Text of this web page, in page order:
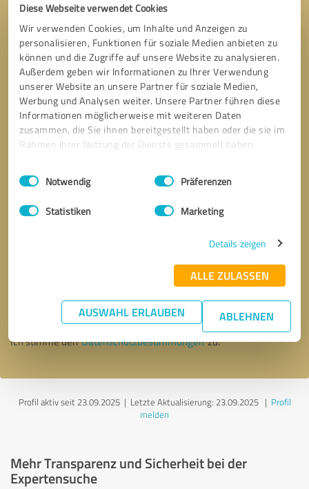
Diese Webseite verwendet Cookies
Wir verwenden Cookies, um Inhalte und Anzeigen zu
personalisieren, Funktionen für soziale Medien anbieten zu
können und die Zugriffe auf unsere Website zu analysieren.
Außerdem geben wir Informationen zu Ihrer Verwendung
unserer Website an unsere Partner für soziale Medien,
Werbung und Analysen weiter. Unsere Partner führen diese
Informationen möglicherweise mit weiteren Daten
zusammen, die Sie ihnen bereitgestellt haben oder die sie im
Rahmen Ihrer Nutzung der Dienste gesammelt haben.
Impressum Datenschutzbestimmungen
Einwilligungsauswahl
Notwendig Präferenzen
Statistiken Marketing
Details zeigen
ALLE ZULASSEN
AUSWAHL ERLAUBEN ABLEHNEN
* Erforderliche Angaben
Nachricht senden
Ich stimme denDatenschutzbestimmungenzu.
Profil aktiv seit 23.09.2025 | Letzte Aktualisierung: 23.09.2025| Profil
melden
Mehr Transparenz und Sicherheit bei der
Expertensuche